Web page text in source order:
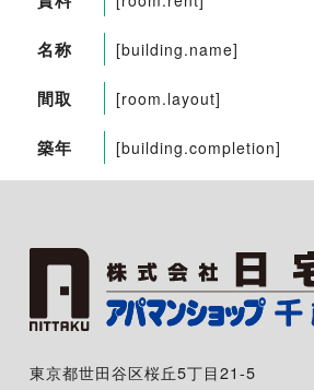
名称 [building.name]
間取 [room.layout]
築年 [building.completion]
東京都世田谷区桜丘5丁目21-5